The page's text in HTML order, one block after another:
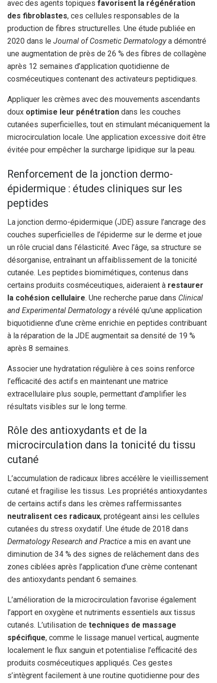
avec des agents topiques favorisent la régénération
des fibroblastes, ces cellules responsables de la
production de fibres structurelles. Une étude publiée en
2020 dans le Journal of Cosmetic Dermatologya démontré
une augmentation de près de 26 % des fibres de collagène
après 12 semaines d’application quotidienne de
cosméceutiques contenant des activateurs peptidiques.
Appliquer les crèmes avec des mouvements ascendants
doux optimise leur pénétration dans les couches
cutanées superficielles, tout en stimulant mécaniquement la
microcirculation locale. Une application excessive doit être
évitée pour empêcher la surcharge lipidique sur la peau.
Renforcement de la jonction dermo-
épidermique : études cliniques sur les
peptides
La jonction dermo-épidermique (JDE) assure l’ancrage des
couches superficielles de l’épiderme sur le derme et joue
un rôle crucial dans l’élasticité. Avec l’âge, sa structure se
désorganise, entraînant un affaiblissement de la tonicité
cutanée. Les peptides biomimétiques, contenus dans
certains produits cosméceutiques, aideraient à restaurer
la cohésion cellulaire. Une recherche parue dans Clinical
and Experimental Dermatologya révélé qu’une application
biquotidienne d’une crème enrichie en peptides contribuant
à la réparation de la JDE augmentait sa densité de 19 %
après 8 semaines.
Associer une hydratation régulière à ces soins renforce
l’efficacité des actifs en maintenant une matrice
extracellulaire plus souple, permettant d’amplifier les
résultats visibles sur le long terme.
Rôle des antioxydants et de la
microcirculation dans la tonicité du tissu
cutané
L’accumulation de radicaux libres accélère le vieillissement
cutané et fragilise les tissus. Les propriétés antioxydantes
de certains actifs dans les crèmes raffermissantes
neutralisent ces radicaux, protégeant ainsi les cellules
cutanées du stress oxydatif. Une étude de 2018 dans
Dermatology Research and Practice a mis en avant une
diminution de 34 % des signes de relâchement dans des
zones ciblées après l’application d’une crème contenant
des antioxydants pendant 6 semaines.
L’amélioration de la microcirculation favorise également
l’apport en oxygène et nutriments essentiels aux tissus
cutanés. L’utilisation de techniques de massage
spécifique, comme le lissage manuel vertical, augmente
localement le flux sanguin et potentialise l’efficacité des
produits cosméceutiques appliqués. Ces gestes
s’intègrent facilement à une routine quotidienne pour des